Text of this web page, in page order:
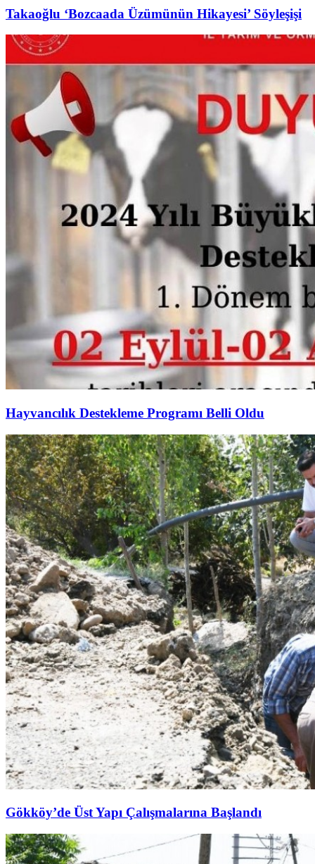
Takaoğlu ‘Bozcaada Üzümünün Hikayesi’ Söyleşişi
Hayvancılık Destekleme Programı Belli Oldu
Gökköy’de Üst Yapı Çalışmalarına Başlandı